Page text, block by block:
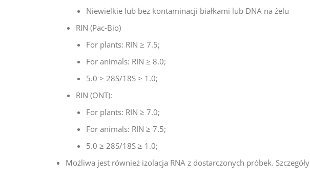
Niewielkie lub bez kontaminacji białkami lub DNA na żelu
RIN (Pac-Bio)
For plants: RIN ≥ 7.5;
For animals: RIN ≥ 8.0;
5.0 ≥ 28S/18S ≥ 1.0;
RIN (ONT):
For plants: RIN ≥ 7.0;
For animals: RIN ≥ 7.5;
5.0 ≥ 28S/18S ≥ 1.0;
Możliwa jest również izolacja RNA z dostarczonych próbek. Szczegóły